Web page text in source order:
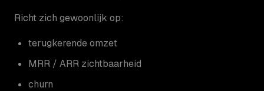
Richt zich gewoonlijk op:
terugkerende omzet
MRR / ARR zichtbaarheid
churn